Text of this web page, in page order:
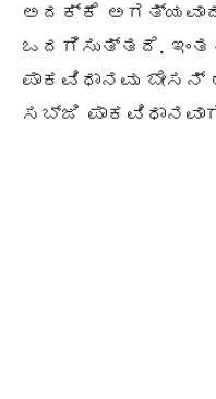
ಅದಕ್ಕೆ ಅಗತ್ಯವಾದ
ಒದಗಿಸುತ್ತದೆ.
ಪಾಕವಿಧಾನವು
ಸಬ್ಜಿ